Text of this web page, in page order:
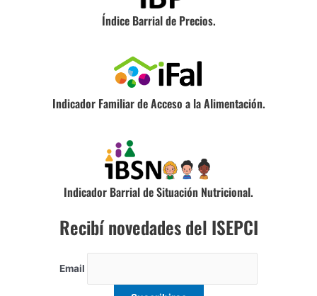
Índice Barrial de Precios.
Indicador Familiar de Acceso a la Alimentación.
Indicador Barrial de Situación Nutricional.
Recibí novedades del ISEPCI
Email